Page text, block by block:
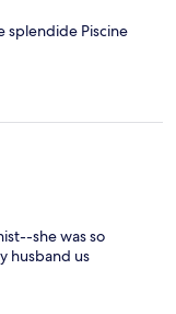
splendide Piscine
she was so
husband us